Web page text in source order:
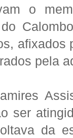
o
afixados
pela
ser
da